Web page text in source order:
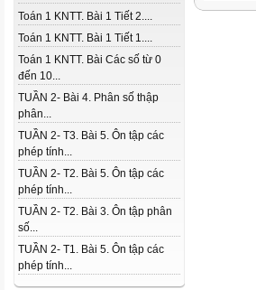
Toán 1 KNTT. Bài 1 Tiết 2....
Toán 1 KNTT. Bài 1 Tiết 1....
Toán 1 KNTT. Bài Các số từ 0
đến 10...
TUẦN 2- Bài 4. Phân số thập
phân...
TUẦN 2- T3. Bài 5. Ôn tập các
phép tính...
TUẦN 2- T2. Bài 5. Ôn tập các
phép tính...
TUẦN 2- T2. Bài 3. Ôn tập phân
số...
TUẦN 2- T1. Bài 5. Ôn tập các
phép tính...